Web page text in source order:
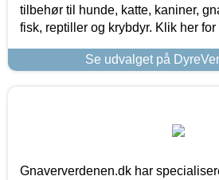
tilbehør til hunde, katte, kaniner,
fisk, reptiller og krybdyr. Klik her
Se udvalget på
Gnaververdenen.dk har